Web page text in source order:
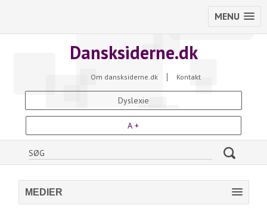
MENU
Dansksiderne.dk
Om dansksiderne.dk Kontakt
Dyslexie
A +
MEDIER